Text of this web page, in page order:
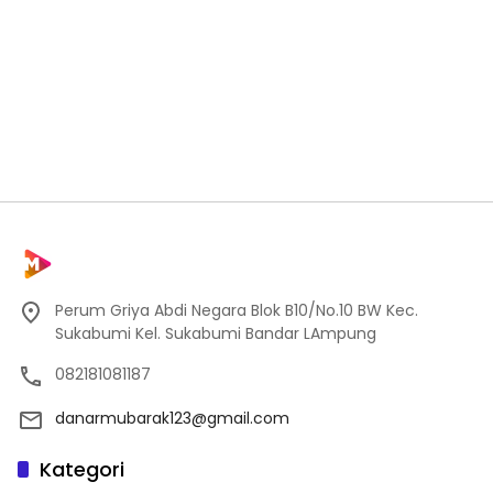
Perum Griya Abdi Negara Blok B10/No.10 BW Kec.
Sukabumi Kel. Sukabumi Bandar LAmpung
082181081187
danarmubarak123@gmail.com
Kategori